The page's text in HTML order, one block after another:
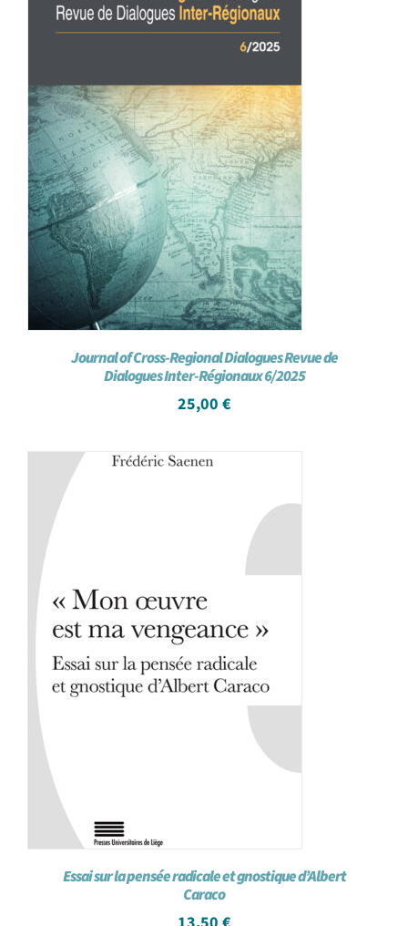
Journal of Cross-Regional Dialogues Revue de
Dialogues Inter-Régionaux 6/2025
25,00 €
Essai sur la pensée radicale et gnostique d’Albert
Caraco